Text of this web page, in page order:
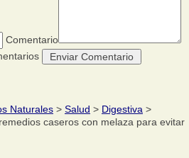
Comentario
Naturales > Salud > Digestiva >
caseros con melaza para evitar